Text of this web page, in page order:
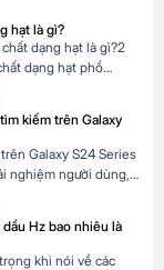
con người. Khi chọn
hạt là gì?
dạng hạt là gì?2
dạng hạt phổ
là gì? Cảm biến
thiết […]
kiếm trên Galaxy
Galaxy S24 Series
nghiệm người dùng,
chuyển đổi ứng
tìm kiếm là gì?2
Hz bao nhiêu là
khi nói về các